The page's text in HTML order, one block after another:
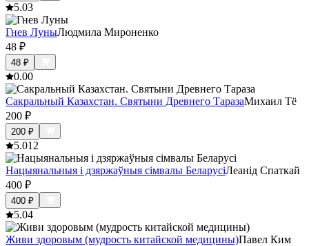
5.03
Гнев ЛуныЛюдмила Мироненко
48 ₽
48 ₽
0.00
Сакральный Казахстан. Святыни Древнего ТаразаМихаил Тё
200 ₽
200 ₽
5.012
Нацыянальныя і дзяржаўныя сімвалы БеларусіЛеанід Спаткай
400 ₽
400 ₽
5.04
Живи здоровым (мудрость китайской медицины)Павел Ким